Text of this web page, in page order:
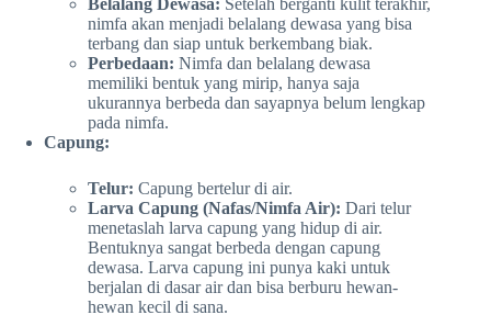
Belalang Dewasa: Setelah berganti kulit terakhir,
nimfa akan menjadi belalang dewasa yang bisa
terbang dan siap untuk berkembang biak.
Perbedaan: Nimfa dan belalang dewasa
memiliki bentuk yang mirip, hanya saja
ukurannya berbeda dan sayapnya belum lengkap
pada nimfa.
Capung:
Telur: Capung bertelur di air.
Larva Capung (Nafas/Nimfa Air): Dari telur
menetaslah larva capung yang hidup di air.
Bentuknya sangat berbeda dengan capung
dewasa. Larva capung ini punya kaki untuk
berjalan di dasar air dan bisa berburu hewan-
hewan kecil di sana.